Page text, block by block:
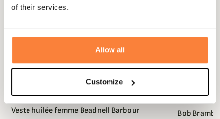
of their services.
Allow all
Customize
Veste huilée femme Beadnell Barbour
BARBOUR
Bob